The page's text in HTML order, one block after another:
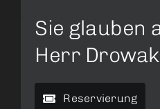
Sie glauben
Herr
Reservierung